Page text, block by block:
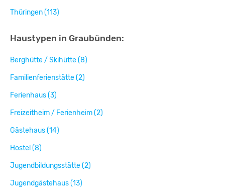
Thüringen (113)
Haustypen in Graubünden:
Berghütte / Skihütte (8)
Familienferienstätte (2)
Ferienhaus (3)
Freizeitheim / Ferienheim (2)
Gästehaus (14)
Hostel (8)
Jugendbildungsstätte (2)
Jugendgästehaus (13)